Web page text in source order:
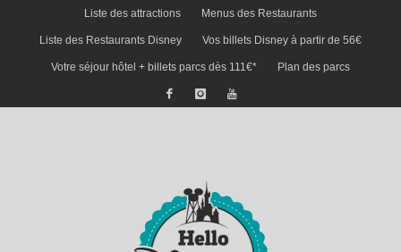
Liste des attractions Menus des Restaurants
Liste des Restaurants Disney Vos billets Disney à partir de 56€
Votre séjour hôtel + billets parcs dès 111€* Plan des parcs